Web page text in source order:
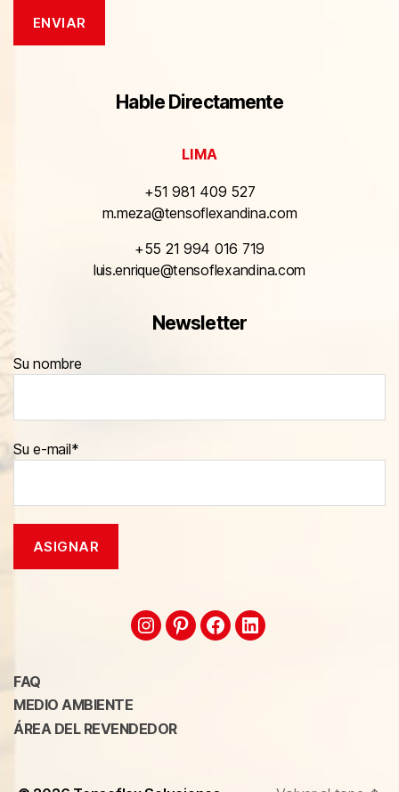
Hable Directamente
LIMA
+51 981 409 527
m.meza@tensoflexandina.com
+55 21 994 016 719
luis.enrique@tensoflexandina.com
Newsletter
Su nombre
Su e-mail*
FAQ
MEDIO AMBIENTE
ÁREA DEL REVENDEDOR